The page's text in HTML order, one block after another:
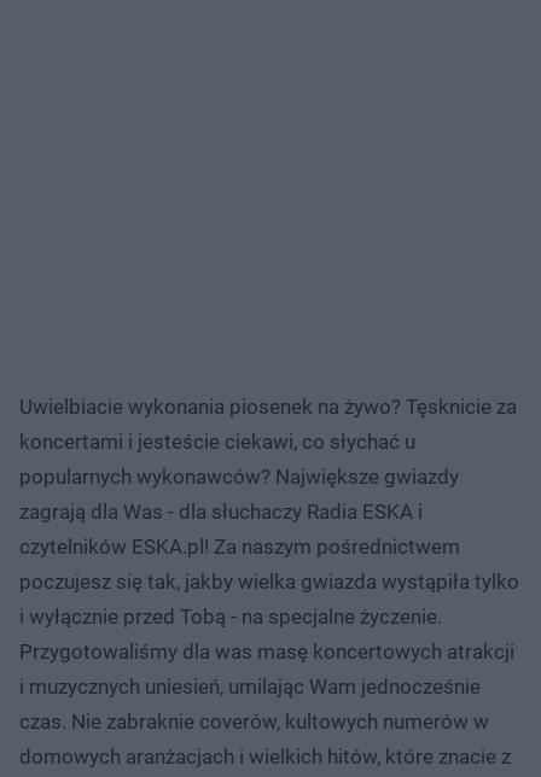
Uwielbiacie wykonania piosenek na żywo? Tęsknicie za
koncertami i jesteście ciekawi, co słychać u
popularnych wykonawców? Największe gwiazdy
zagrają dla Was - dla słuchaczy Radia ESKA i
czytelników ESKA.pl! Za naszym pośrednictwem
poczujesz się tak, jakby wielka gwiazda wystąpiła tylko
i wyłącznie przed Tobą - na specjalne życzenie.
Przygotowaliśmy dla was masę koncertowych atrakcji
i muzycznych uniesień, umilając Wam jednocześnie
czas. Nie zabraknie coverów, kultowych numerów w
domowych aranżacjach i wielkich hitów, które znacie z